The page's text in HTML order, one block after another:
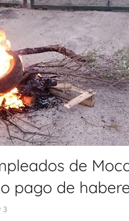
de
pago de
3